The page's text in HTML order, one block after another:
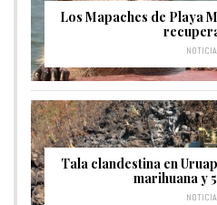
Los Mapaches de Playa
Tala clandestina en
marihuana y